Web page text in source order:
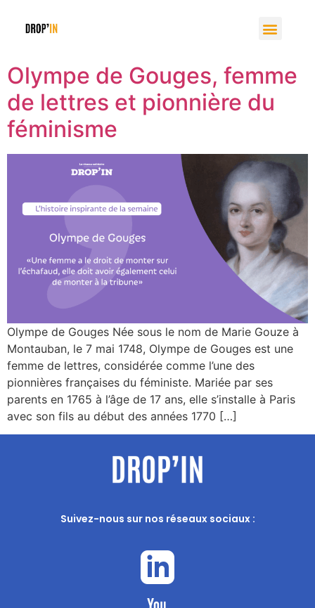
Olympe de Gouges, femme
de lettres et pionnière du
féminisme
Olympe de Gouges Née sous le nom de Marie Gouze à
Montauban, le 7 mai 1748, Olympe de Gouges est une
femme de lettres, considérée comme l’une des
pionnières françaises du féministe. Mariée par ses
parents en 1765 à l’âge de 17 ans, elle s’installe à Paris
avec son fils au début des années 1770 […]
Suivez-nous sur nos réseaux sociaux :